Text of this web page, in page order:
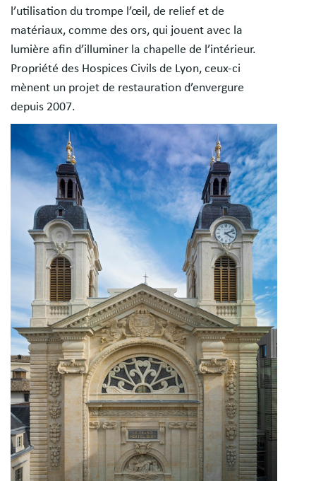
l’utilisation du trompe l’œil, de relief et de
matériaux, comme des ors, qui jouent avec la
lumière afin d’illuminer la chapelle de l’intérieur.
Propriété des Hospices Civils de Lyon, ceux-ci
mènent un projet de restauration d’envergure
depuis 2007.